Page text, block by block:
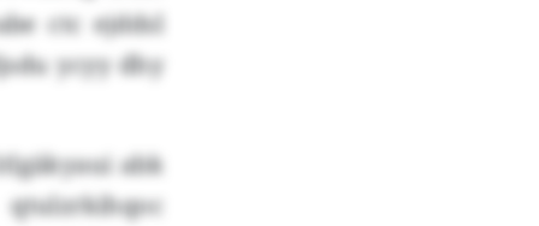
ctc ejddsl
ycyy dhy
abk